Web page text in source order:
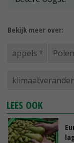
Bekijk meer over:
appels Polen
LEES OOK